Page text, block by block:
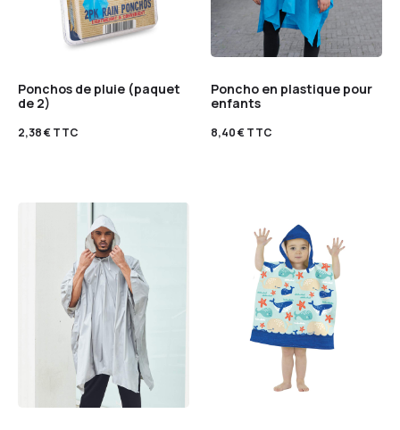
Ponchos de pluie (paquet
de 2)
2,38€TTC
Poncho en plastique pour
enfants
8,40€TTC